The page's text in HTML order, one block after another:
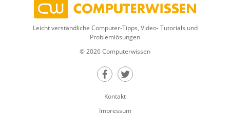
Leicht verständliche Computer-Tipps, Video- Tutorials und
Problemlösungen
© 2026 Computerwissen
Teilen auf Facebook
Teilen auf Twitter
Kontakt
Impressum